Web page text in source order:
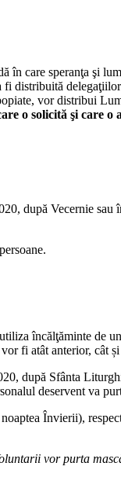
în care speranţa şi
fi distribuită
vor distribui
o solicită şi care o
după Vecernie
încălţăminte de
fi atât anterior, cât
după Sfânta
deservent va
Învierii),
vor purta